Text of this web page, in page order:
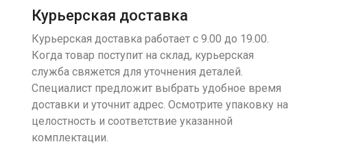
Курьерская доставка
Курьерская доставка работает с 9.00 до 19.00.
Когда товар поступит на склад, курьерская
служба свяжется для уточнения деталей.
Специалист предложит выбрать удобное время
доставки и уточнит адрес. Осмотрите упаковку на
целостность и соответствие указанной
комплектации.